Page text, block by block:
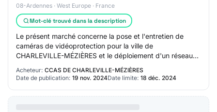
08-Ardennes · West Europe · France
Mot-clé trouvé dans la description
Le présent marché concerne la pose et l'entretien de
caméras de vidéoprotection pour la ville de
CHARLEVILLE-MÉZIÈRES et le déploiement d'un réseau
fibre optique dans les gaines de la ville ou d'un o…
Acheteur: CCAS DE CHARLEVILLE-MÉZIÈRES
Date de publication: 19 nov. 2024Date limite: 18 déc. 2024